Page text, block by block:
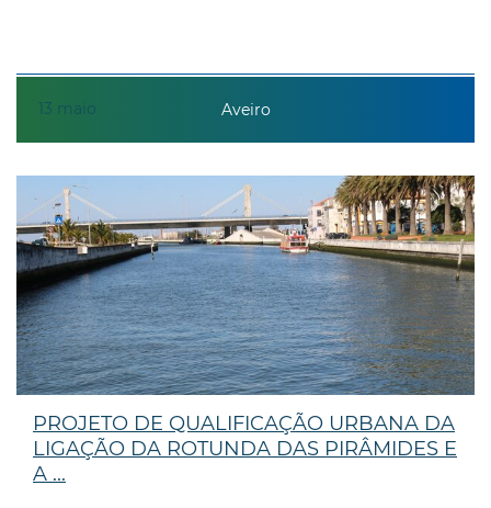
13 maio Aveiro
PROJETO DE QUALIFICAÇÃO URBANA DA
LIGAÇÃO DA ROTUNDA DAS PIRÂMIDES E
A ...